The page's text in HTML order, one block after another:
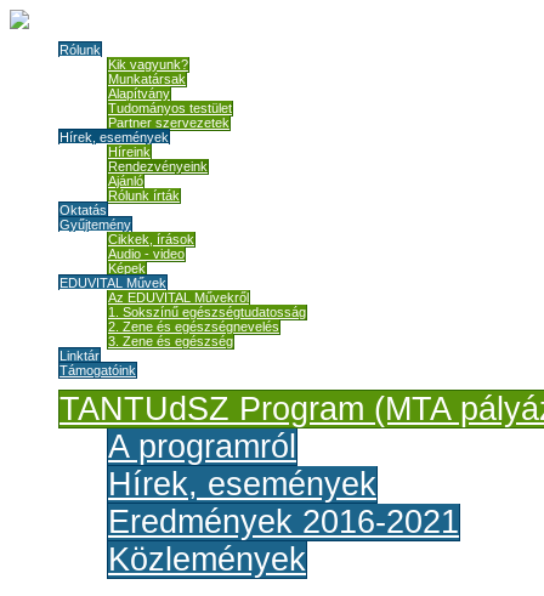
Rólunk
Kik vagyunk?
Munkatársak
Alapítvány
Tudományos testület
Partner szervezetek
Hírek, események
Híreink
Rendezvényeink
Ajánló
Rólunk írták
Oktatás
Gyűjtemény
Cikkek, írások
Audio - video
Képek
EDUVITAL Művek
Az EDUVITAL Művekről
1. Sokszínű egészségtudatosság
2. Zene és egészségnevelés
3. Zene és egészség
Linktár
Támogatóink
TANTUdSZ Program (MTA
A programról
Hírek, események
Eredmények 2016-2021
Közlemények